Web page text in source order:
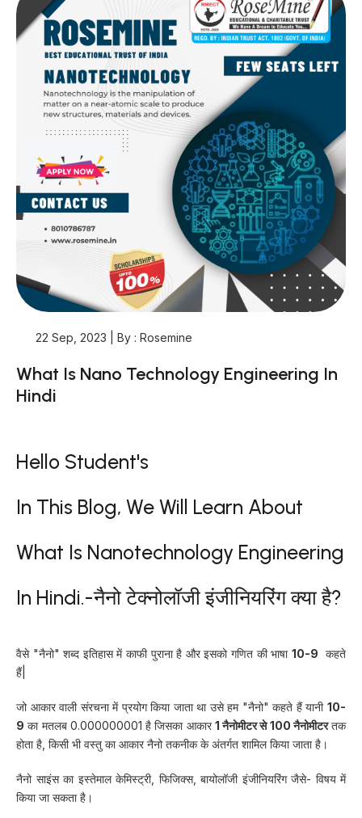
22 Sep, 2023 | By : Rosemine
What Is Nano Technology Engineering In
Hindi
Hello Student's
In This Blog, We Will Learn About
What Is Nanotechnology Engineering
In Hindi.-नैनो टेक्नोलॉजी इंजीनियरिंग क्या है?
वैसे "नैनो" शब्द इतिहास में काफी पुराना है और इसको गणित की भाषा 10-9 कहते
हैं|
जो आकार वाली संरचना में प्रयोग किया जाता था उसे हम "नैनो" कहते हैं यानी 10-
9 का मतलब 0.000000001 है जिसका आकार1 नैनोमीटर से 100 नैनोमीटरतक
होता है, किसी भी वस्तु का आकार नैनो तकनीक के अंतर्गत शामिल किया जाता है।
नैनो साइंस का इस्तेमाल केमिस्ट्री, फिजिक्स, बायोलॉजी इंजीनियरिंग जैसे- विषय में
किया जा सकता है।